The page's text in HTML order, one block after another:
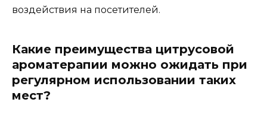
воздействия на посетителей.
Какие преимущества цитрусовой
ароматерапии можно ожидать при
регулярном использовании таких
мест?